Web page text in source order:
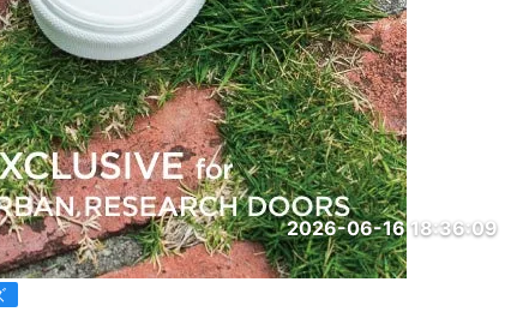
2026-06-16 18:36:09